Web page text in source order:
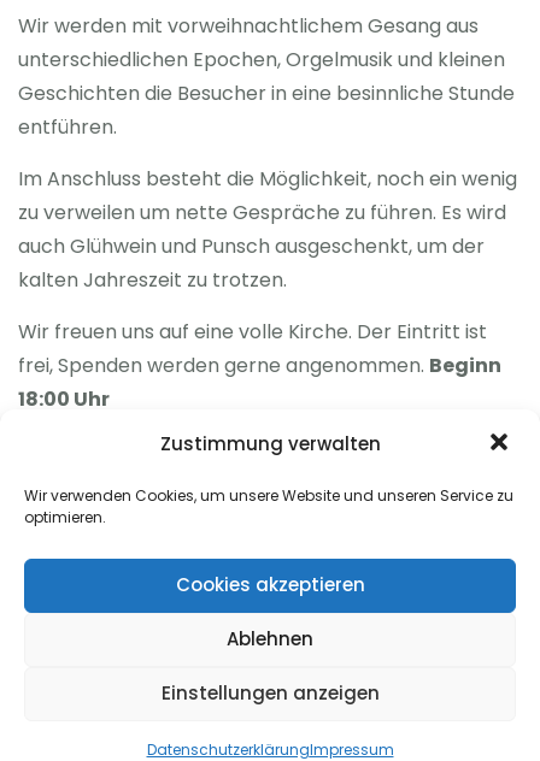
Zustimmung verwalten
Wir verwenden Cookies, um unsere Website und unseren Service zu
optimieren.
Cookies akzeptieren
Ablehnen
Einstellungen anzeigen
DatenschutzerklärungImpressum
Wir werden mit vorweihnachtlichem Gesang aus
unterschiedlichen Epochen, Orgelmusik und kleinen
Geschichten die Besucher in eine besinnliche Stunde
entführen.
Im Anschluss besteht die Möglichkeit, noch ein wenig
zu verweilen um nette Gespräche zu führen. Es wird
auch Glühwein und Punsch ausgeschenkt, um der
kalten Jahreszeit zu trotzen.
Wir freuen uns auf eine volle Kirche. Der Eintritt ist
frei, Spenden werden gerne angenommen. Beginn
18:00 Uhr